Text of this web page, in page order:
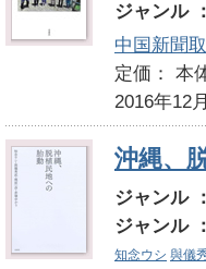
ジャンル
中国新聞
定価：
2016年12
沖縄、
ジャンル
ジャンル
知念ウシ 與儀